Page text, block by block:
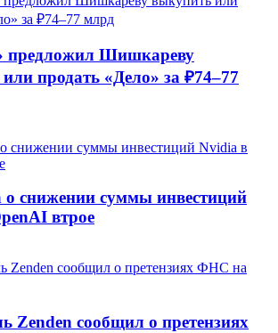
предложил Шишкареву
продать «Дело» за ₽74–77
о снижении суммы инвестиций
втрое
Zenden сообщил о претензиях